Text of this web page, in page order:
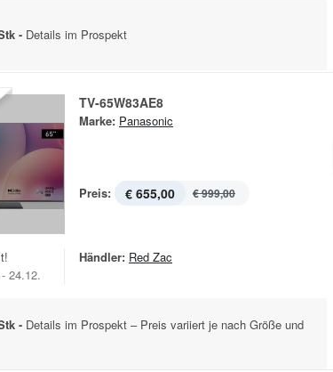
- Details im Prospekt
TV-65W83AE8
Marke: Panasonic
Preis: € 655,00 € 999,00
24.12.
Händler: Red Zac
- Details im Prospekt – Preis variiert je nach Größe und